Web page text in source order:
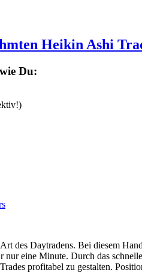
Heikin Ashi
Du:
des Daytradens. Bei diesem
eine Minute. Durch das
profitabel zu gestalten.